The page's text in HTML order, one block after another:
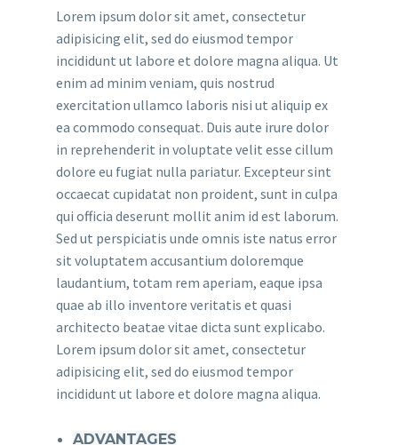
Lorem ipsum dolor sit amet, consectetur
adipisicing elit, sed do eiusmod tempor
incididunt ut labore et dolore magna aliqua. Ut
enim ad minim veniam, quis nostrud
exercitation ullamco laboris nisi ut aliquip ex
ea commodo consequat. Duis aute irure dolor
in reprehenderit in voluptate velit esse cillum
dolore eu fugiat nulla pariatur. Excepteur sint
occaecat cupidatat non proident, sunt in culpa
qui officia deserunt mollit anim id est laborum.
Sed ut perspiciatis unde omnis iste natus error
sit voluptatem accusantium doloremque
laudantium, totam rem aperiam, eaque ipsa
quae ab illo inventore veritatis et quasi
architecto beatae vitae dicta sunt explicabo.
Lorem ipsum dolor sit amet, consectetur
adipisicing elit, sed do eiusmod tempor
incididunt ut labore et dolore magna aliqua.
ADVANTAGES